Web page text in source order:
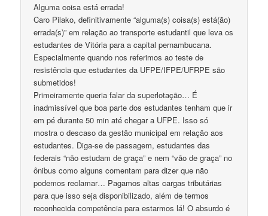
Alguma coisa está errada!
Caro Pilako, definitivamente “alguma(s) coisa(s) está(ão)
errada(s)” em relação ao transporte estudantil que leva os
estudantes de Vitória para a capital pernambucana.
Especialmente quando nos referimos ao teste de
resistência que estudantes da UFPE/IFPE/UFRPE são
submetidos!
Primeiramente queria falar da superlotação… É
inadmissível que boa parte dos estudantes tenham que ir
em pé durante 50 min até chegar a UFPE. Isso só
mostra o descaso da gestão municipal em relação aos
estudantes. Diga-se de passagem, estudantes das
federais “não estudam de graça” e nem “vão de graça” no
ônibus como alguns comentam para dizer que não
podemos reclamar… Pagamos altas cargas tributárias
para que isso seja disponibilizado, além de termos
reconhecida competência para estarmos lá! O absurdo é